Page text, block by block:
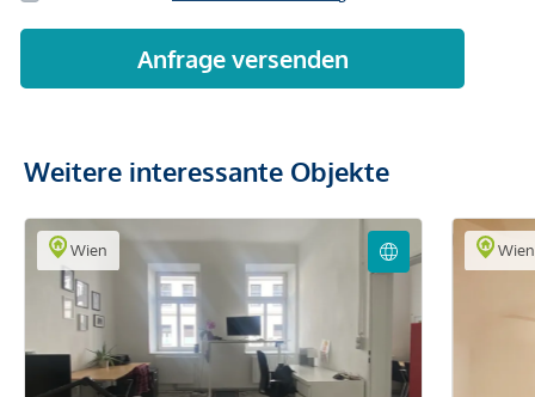
Weitere interessante Objekte
Wien Wien